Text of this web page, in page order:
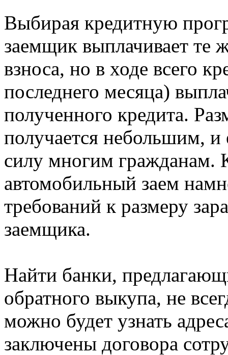
Выбирая кредитную
заемщик выплачивает те
взноса, но в ходе всего
последнего месяца)
полученного кредита.
получается небольшим, и
силу многим гражданам.
автомобильный заем
требований к размеру
заемщика.
Найти банки,
обратного выкупа, не
можно будет узнать
заключены договора